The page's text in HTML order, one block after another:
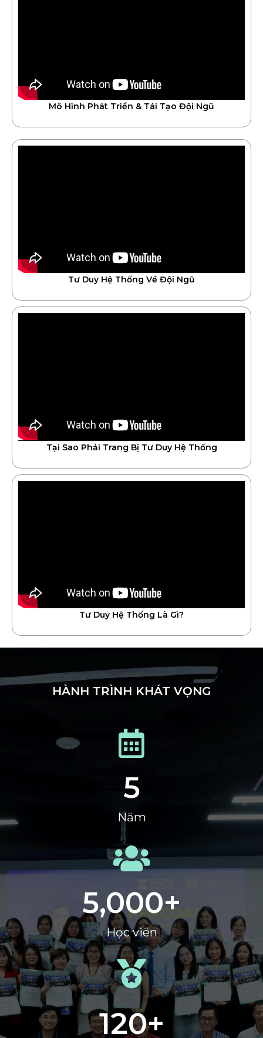
Mô Hình Phát Triển & Tái Tạo Đội Ngũ
Tư Duy Hệ Thống Về Đội Ngũ
Tại Sao Phải Trang Bị Tư Duy Hệ Thống
Tư Duy Hệ Thống Là Gì?
HÀNH TRÌNH KHÁT VỌNG
5
Năm
5,000+
Học viên
120+